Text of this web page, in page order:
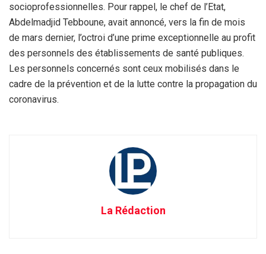
socioprofessionnelles. Pour rappel, le chef de l’Etat,
Abdelmadjid Tebboune, avait annoncé, vers la fin de mois
de mars dernier, l’octroi d’une prime exceptionnelle au profit
des personnels des établissements de santé publiques.
Les personnels concernés sont ceux mobilisés dans le
cadre de la prévention et de la lutte contre la propagation du
coronavirus.
La Rédaction